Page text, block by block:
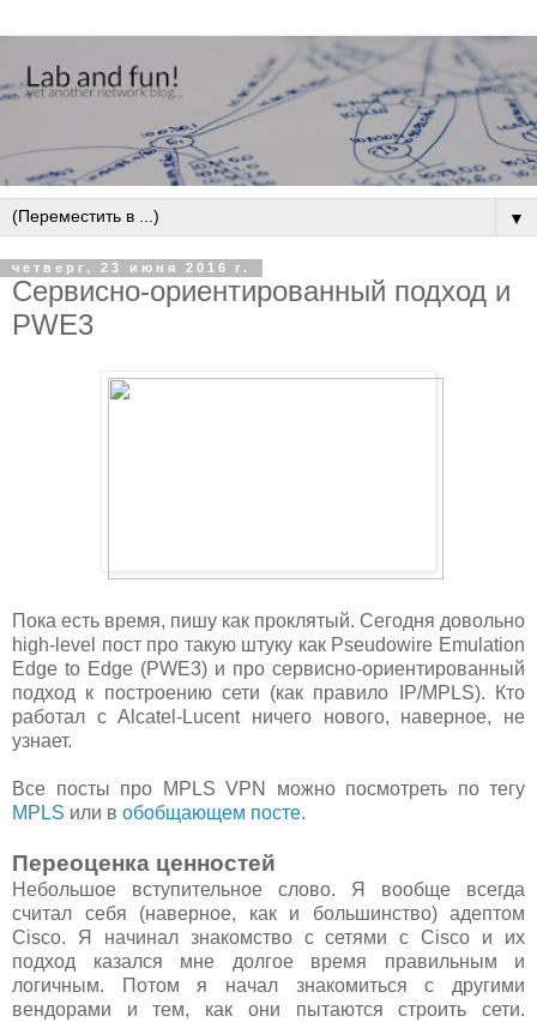
▼
четверг, 23 июня 2016 г.
Сервисно-ориентированный подход и
PWE3
Пока есть время, пишу как проклятый. Сегодня довольно
high-level пост про такую штуку как Pseudowire Emulation
Edge to Edge (PWE3) и про сервисно-ориентированный
подход к построению сети (как правило IP/MPLS). Кто
работал с Alcatel-Lucent ничего нового, наверное, не
узнает.
Все посты про MPLS VPN можно посмотреть по тегу
MPLS или в обобщающем посте.
Переоценка ценностей
Небольшое вступительное слово. Я вообще всегда
считал себя (наверное, как и большинство) адептом
Cisco. Я начинал знакомство с сетями с Cisco и их
подход казался мне долгое время правильным и
логичным. Потом я начал знакомиться с другими
вендорами и тем, как они пытаются строить сети.